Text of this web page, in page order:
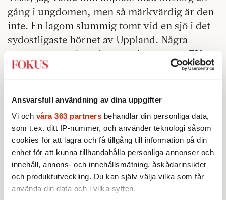
Ansvarsfull användning av dina uppgifter
Vi och våra 363 partners behandlar din personliga data,
som t.ex. ditt IP-nummer, och använder teknologi såsom
cookies för att lagra och få tillgång till information på din
enhet för att kunna tillhandahålla personliga annonser och
innehåll, annons- och innehållsmätning, åskådarinsikter
och produktutveckling. Du kan själv välja vilka som får
använda din data och i vilka syften.
gång i ungdomen, men så märkvärdig är den
inte. En lagom slummig tomt vid en sjö i det
sydostligaste hörnet av Uppland. Några
naturreservat finns inte ens i närheten. EU:s
inflytande över markanvändningen är nära
noll. Så vad är problemet?
Ja, framför allt är det mindre än vad som
sägs. Nu vet jag förstås att varje sådan utsaga
omgående misstänkliggörs, som vore
budbäraren utsänd av Djävulen själv eller i
bästa fall en idiot, nyttig endast för
onämnbara exploatörer. Det får man leva
med. Inom naturpolitiken har det alltid varit